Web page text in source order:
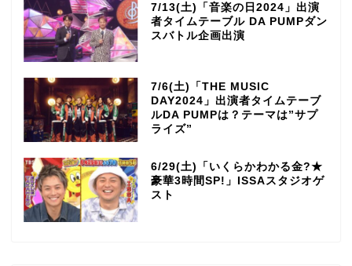
7/13(土)「音楽の日2024」出演
者タイムテーブル DA PUMPダン
スバトル企画出演
7/6(土)「THE MUSIC
DAY2024」出演者タイムテーブ
ルDA PUMPは？テーマは”サプ
ライズ”
6/29(土)「いくらかわかる金?★
豪華3時間SP!」ISSAスタジオゲ
スト